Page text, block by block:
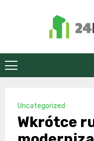
Uncategorized
Wkrótce